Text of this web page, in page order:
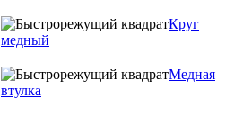
Круг
медный
Медная
втулка